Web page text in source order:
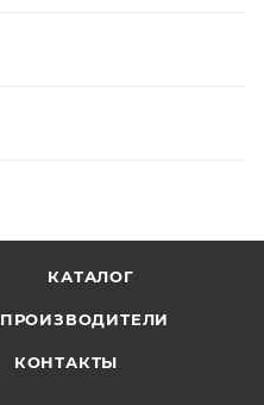
КАТАЛОГ
ПРОИЗВОДИТЕЛИ
КОНТАКТЫ